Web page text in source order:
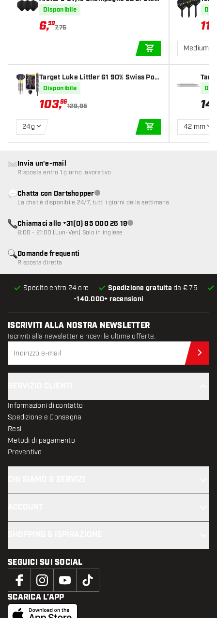
dard Black
Disponibile
6,59
7,75
AGGIUNGI AL
Target Luke Littler G1 90% Swiss Poin
t Freccette Steel Darts
Disponibile
103,96
129,95
24g
AGGIUNGI AL
11
Medium
14
42 mm
•140.000+ recensioni
Spedito entro 24 ore Spedizione gratuita da € 75
Domande frequenti
Risposta diretta
Invia un'e-mail
Risposta entro 1 giorno lavorativo
Chatta con DartshopperServizio clienti non disponibile
La chat è disponibile 24/7, tutti i giorni della settimana
Chiamaci allo +31(0) 85 000 26 19Servizio clienti non disponibile
8:00 - 21:00 (Lun-Ven) Solo in inglese
ISCRIVITI ALLA NOSTRA NEWSLETTER
Iscriviti alla newsletter e ricevi le ultime offerte.
Informazioni di contatto
Spedizione e Consegna
Resi
Metodi di pagamento
Preventivo
SEGUICI SUI SOCIAL
SCARICA L’APP